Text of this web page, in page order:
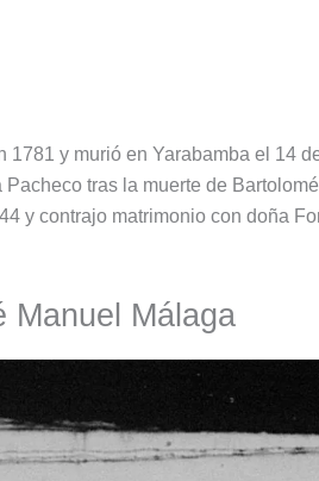
1781 y murió en Yarabamba el 14
Pacheco tras la muerte de
y contrajo matrimonio con doña
Manuel Málaga